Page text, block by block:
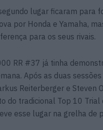
lugar ficaram para
por Honda e Yamaha,
para os seus rivais.
RR #37 já tinha
Após as duas
Reiterberger e Steven
do tradicional Top 10 Trial
esse lugar na grelha de